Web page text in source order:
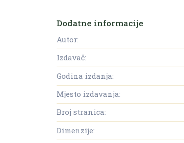
Dodatne informacije
Autor:
Izdavač:
Godina izdanja:
Mjesto izdavanja:
Broj stranica:
Dimenzije: